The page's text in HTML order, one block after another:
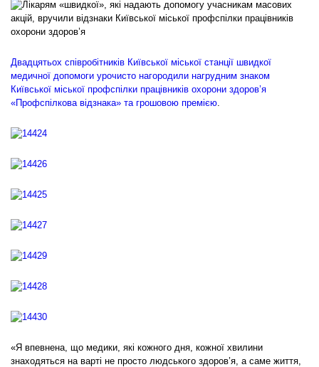
Двадцятьох співробітників Київської міської станції швидкої
медичної допомоги урочисто нагородили нагрудним знаком
Київської міської профспілки працівників охорони здоров’я
«Профспілкова відзнака» та грошовою премією
«Я впевнена, що медики, які кожного дня, кожної хвилини
знаходяться на варті не просто людського здоров’я, а саме життя,